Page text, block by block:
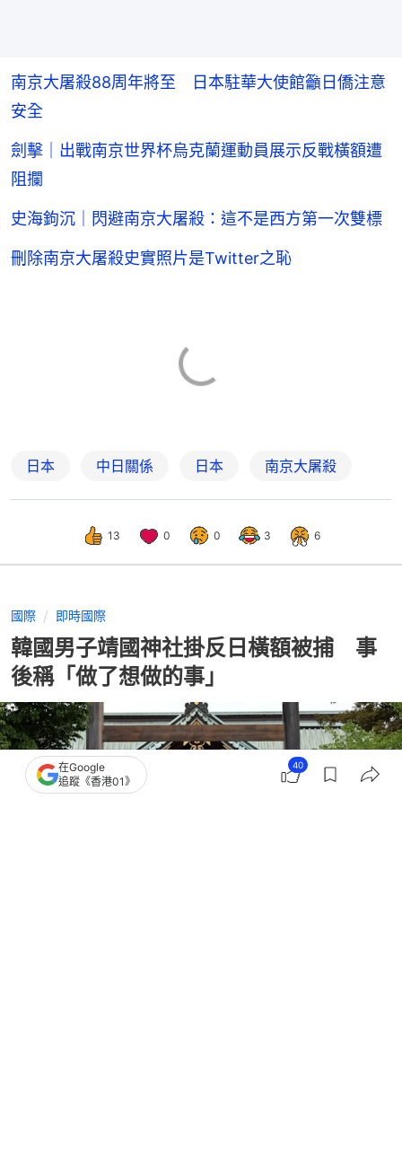
南京大屠殺88周年將至 日本駐華大使館籲日僑注意
安全
劍擊｜出戰南京世界杯烏克蘭運動員展示反戰橫額遭
阻攔
史海鉤沉｜閃避南京大屠殺：這不是西方第一次雙標
刪除南京大屠殺史實照片是Twitter之恥
日本 中日關係 日本 南京大屠殺
13 0 0 3 6
國際 即時國際
韓國男子靖國神社掛反日橫額被捕 事
後稱「做了想做的事」
在Google
追蹤《香港01》
40